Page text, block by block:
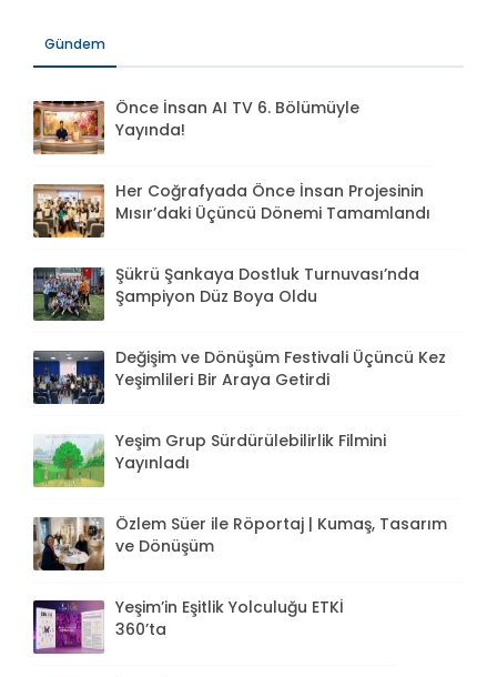
Gündem
Önce İnsan AI TV 6. Bölümüyle
Yayında!
Her Coğrafyada Önce İnsan Projesinin
Mısır’daki Üçüncü Dönemi Tamamlandı
Şükrü Şankaya Dostluk Turnuvası’nda
Şampiyon Düz Boya Oldu
Değişim ve Dönüşüm Festivali Üçüncü Kez
Yeşimlileri Bir Araya Getirdi
Yeşim Grup Sürdürülebilirlik Filmini
Yayınladı
Özlem Süer ile Röportaj | Kumaş, Tasarım
ve Dönüşüm
Yeşim’in Eşitlik Yolculuğu ETKİ
360’ta